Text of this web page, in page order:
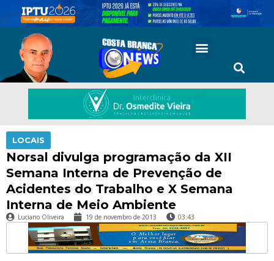
LOCAIS
Norsal divulga programação da XII
Semana Interna de Prevenção de
Acidentes do Trabalho e X Semana
Interna de Meio Ambiente
Luciano Oliveira 19 de novembro de 2013 03:43